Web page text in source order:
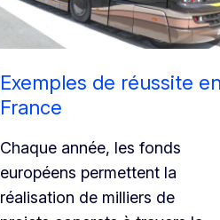
Exemples de réussite en
France
Chaque année, les fonds
européens permettent la
réalisation de milliers de